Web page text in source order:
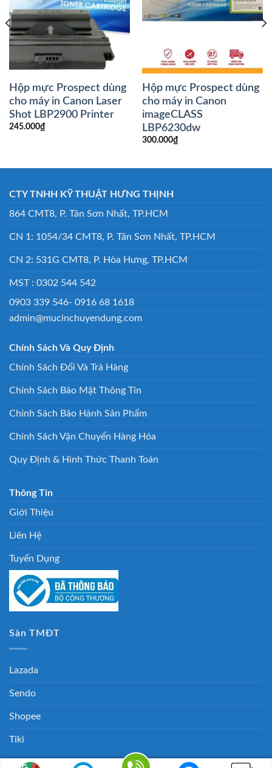
Hộp mực Prospect dùng
cho máy in Canon Laser
Shot LBP2900 Printer
245.000₫
Hộp mực Prospect dùng
cho máy in Canon
imageCLASS
LBP6230dw
300.000₫
CTY TNHH KỸ THUẬT HƯNG THỊNH
864 CMT8, P. Tân Sơn Nhất, TP.HCM
CN 1: 1054/34 CMT8, P. Tân Sơn Nhất, TP.HCM
CN 2: 531G CMT8, P. Hòa Hưng, TP.HCM
MST : 0302 544 542
0903 339 546- 0916 68 1618
admin@mucinchuyendung.com
Chính Sách Và Quy Định
Chính Sách Đổi Và Trả Hàng
Chính Sách Bảo Mật Thông Tin
Chính Sách Bảo Hành Sản Phẩm
Chính Sách Vận Chuyển Hàng Hóa
Quy Định & Hình Thức Thanh Toán
Thông Tin
Giới Thiệu
Liên Hệ
Tuyển Dụng
Sàn TMĐT
Lazada
Sendo
Shopee
Tiki